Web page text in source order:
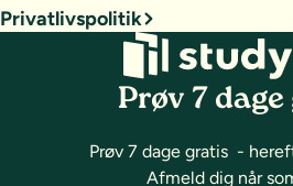
Privatlivspolitik
Prøv 7
Prøv 7 dage gratis -
Afmeld dig når